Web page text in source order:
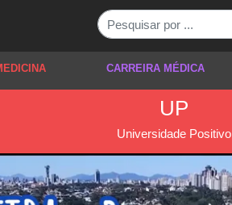
CARREIRA MÉDICA
UP
Universidade Positivo